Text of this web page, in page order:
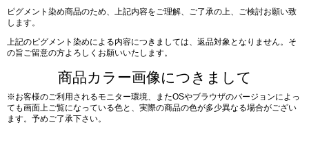
ピグメント染め商品のため、上記内容をご理解、ご了承の上、ご検討お願い致
します。
上記のピグメント染めによる内容につきましては、返品対象となりません。そ
の旨ご留意の方よろしくお願いいたします。
商品カラー画像につきまして
※お客様のご利用されるモニター環境、またOSやブラウザのバージョンによっ
ても画面上ご覧になっている色と、実際の商品の色が多少異なる場合がござい
ます。予めご了承下さい。